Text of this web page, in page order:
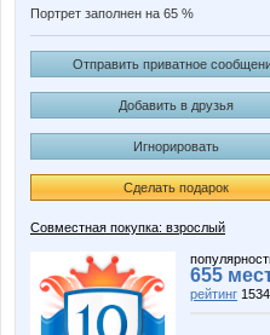
Портрет заполнен на 65 %
Отправить приватное
Добавить в друзья
Игнорировать
Сделать подарок
Совместная покупка: взрослый
655
рейтинг